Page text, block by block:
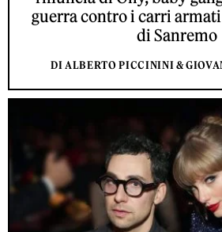
guerra contro i carri
di Sanremo
DI ALBERTO PICCININI &